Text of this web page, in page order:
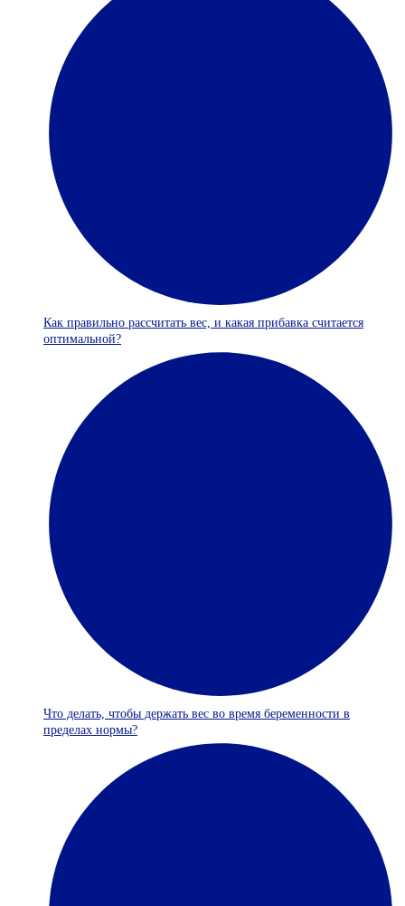
Как правильно рассчитать вес, и какая прибавка считается
оптимальной?
Что делать, чтобы держать вес во время беременности в
пределах нормы?